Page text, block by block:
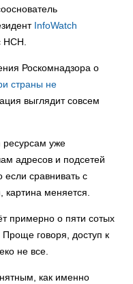
InfoWatch
НСН.
Роскомнадзора о
страны не
выглядит совсем
ресурсам уже
адресов и подсетей
сравнивать с
меняется.
примерно о пяти сотых
говоря, доступ к
не все.
как именно